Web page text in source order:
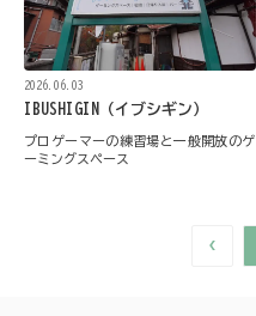
2026.06.03
IBUSHIGIN（イブシギン）
プロゲーマーの練習場と一般開放のゲ
ーミングスペース